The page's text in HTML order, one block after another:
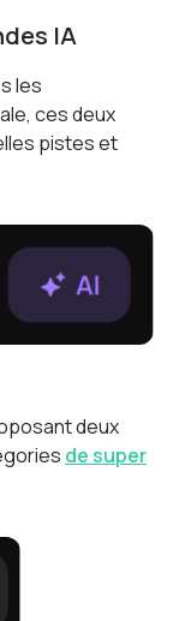
IA
les
ces deux
pistes et
deux
de super